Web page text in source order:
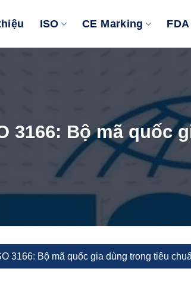
ISO CE Marking FDA
3166: Bộ mã quốc
3166: Bộ mã quốc gia dùng trong tiêu